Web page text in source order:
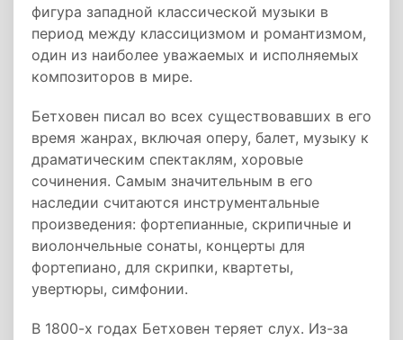
фигура западной классической музыки в
период между классицизмом и романтизмом,
один из наиболее уважаемых и исполняемых
композиторов в мире.
Бетховен писал во всех существовавших в его
время жанрах, включая оперу, балет, музыку к
драматическим спектаклям, хоровые
сочинения. Самым значительным в его
наследии считаются инструментальные
произведения: фортепианные, скрипичные и
виолончельные сонаты, концерты для
фортепиано, для скрипки, квартеты,
увертюры, симфонии.
В 1800-х годах Бетховен теряет слух. Из-за